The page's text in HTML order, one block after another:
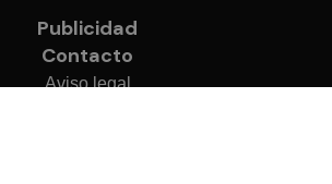
Publicidad
Contacto
Aviso legal